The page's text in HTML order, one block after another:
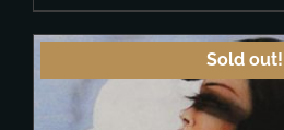
Sold out!